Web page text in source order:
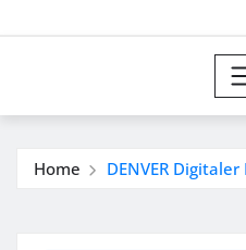
Home DENVER